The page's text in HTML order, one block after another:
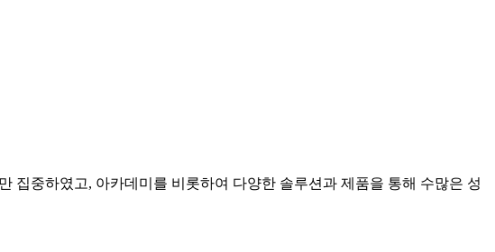
집중하였고, 아카데미를 비롯하여 다양한 솔루션과 제품을 통해 수많은 성